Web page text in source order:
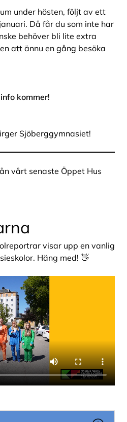
under hösten, följt av ett
Då får du som inte har
behöver bli lite extra
att ännu en gång besöka
kommer!
Sjöberggymnasiet!
vårt senaste Öppet Hus
visar upp en vanlig
Häng med! 👋